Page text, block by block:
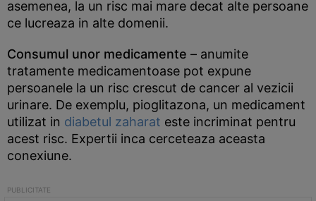
asemenea, la un risc mai mare decat alte persoane
ce lucreaza in alte domenii.
Consumul unor medicamente – anumite
tratamente medicamentoase pot expune
persoanele la un risc crescut de cancer al vezicii
urinare. De exemplu, pioglitazona, un medicament
utilizat in diabetul zaharat este incriminat pentru
acest risc. Expertii inca cerceteaza aceasta
conexiune.